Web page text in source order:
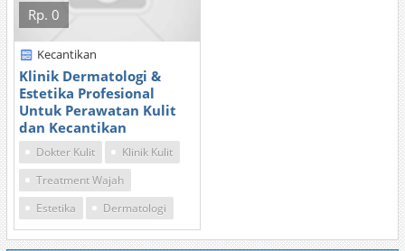
Rp. 0
Kecantikan
Klinik Dermatologi &
Estetika Profesional
Untuk Perawatan Kulit
dan Kecantikan
Dokter Kulit
Klinik Kulit
Treatment Wajah
Estetika
Dermatologi